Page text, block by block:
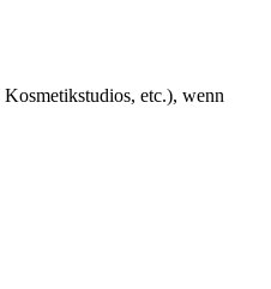
etc.), wenn